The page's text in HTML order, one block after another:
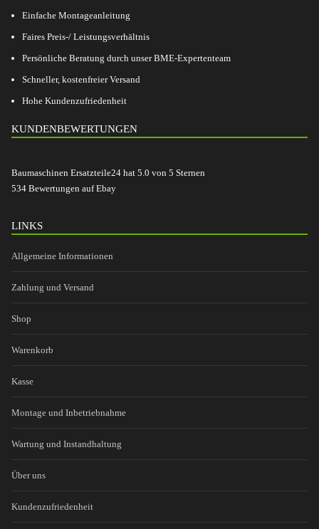
Einfache Montageanleitung
Faires Preis-/ Leistungsverhältnis
Persönliche Beratung durch unser BME-Expertenteam
Schneller, kostenfreier Versand
Hohe Kundenzufriedenheit
KUNDENBEWERTUNGEN
Baumaschinen Ersatzteile24 hat 5.0 von 5 Sternen
534 Bewertungen auf Ebay
LINKS
Allgemeine Informationen
Zahlung und Versand
Shop
Warenkorb
Kasse
Montage und Inbetriebnahme
Wartung und Instandhaltung
Über uns
Kundenzufriedenheit